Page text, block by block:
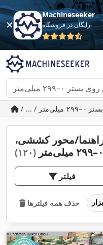
Machineseeker
رایگان در فروشگاه
محور کششی،
(۱۲۰)
فیلتر
حذف همه فیلترها